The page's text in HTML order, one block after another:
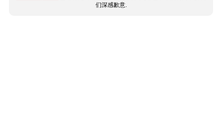
们深感歉意.